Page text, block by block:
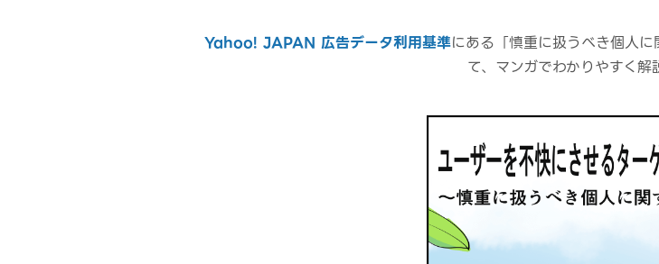
Yahoo! JAPAN 広告データ利用基準にある「慎重に扱うべき個人
て、マンガでわかりやすく解